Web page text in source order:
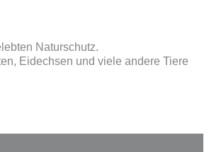
Naturschutz.
Eidechsen und viele andere Tiere